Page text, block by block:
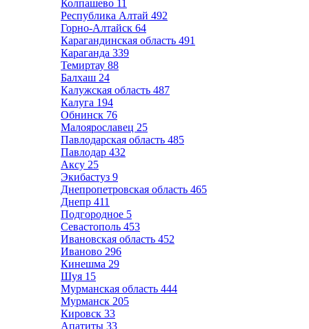
Колпашево 11
Республика Алтай 492
Горно-Алтайск 64
Карагандинская область 491
Караганда 339
Темиртау 88
Балхаш 24
Калужская область 487
Калуга 194
Обнинск 76
Малоярославец 25
Павлодарская область 485
Павлодар 432
Аксу 25
Экибастуз 9
Днепропетровская область 465
Днепр 411
Подгородное 5
Севастополь 453
Ивановская область 452
Иваново 296
Кинешма 29
Шуя 15
Мурманская область 444
Мурманск 205
Кировск 33
Апатиты 33